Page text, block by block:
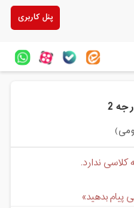
پنل کاربری
2
کلاسی ندارد.
پیام بدهید»